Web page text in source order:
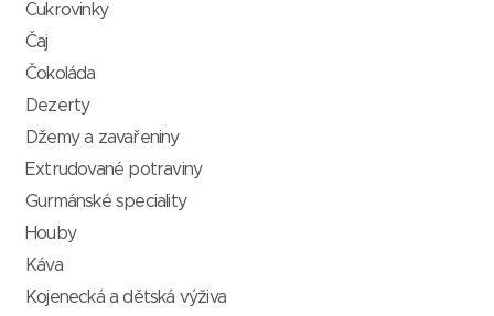
Cukrovinky
Čaj
Čokoláda
Dezerty
Džemy a zavařeniny
Extrudované potraviny
Gurmánské speciality
Houby
Káva
Kojenecká a dětská výživa